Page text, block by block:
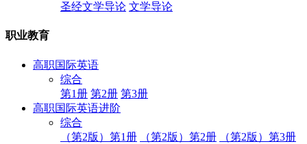
圣经文学导论 文学导论
职业教育
高职国际英语
综合
第1册 第2册 第3册
高职国际英语进阶
综合
（第2版）第1册
（第2版）第2册
（第2版）第3册